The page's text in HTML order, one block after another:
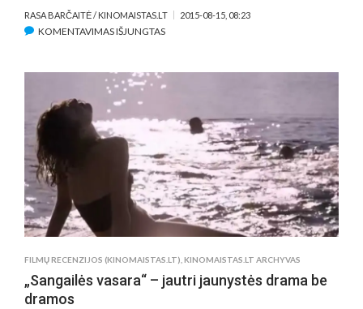
RASA BARČAITĖ / KINOMAISTAS.LT 2015-08-15, 08:23
KOMENTAVIMAS IŠJUNGTASĮRAŠE
REDUNDANT,
PR
AND
SUCCESS
CAN
BE
HARMFUL
FOR
ARTIST
FILMŲ RECENZIJOS (KINOMAISTAS.LT) KINOMAISTAS.LT ARCHYVAS
„Sangailės vasara“ – jautri jaunystės drama be
dramos